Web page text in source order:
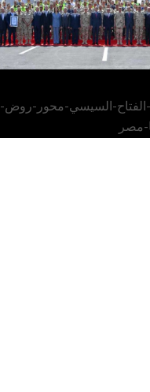
الفتاح-السيسي-محور-روض-
مصر